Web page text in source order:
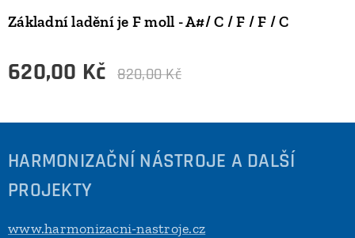
Základní ladění je F moll - A#/ C / F / F / C
620,00 Kč 820,00Kč
HARMONIZAČNÍ NÁSTROJE A DALŠÍ
PROJEKTY
www.harmonizacni-nastroje.cz